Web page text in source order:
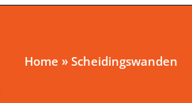
Home » Scheidingswanden